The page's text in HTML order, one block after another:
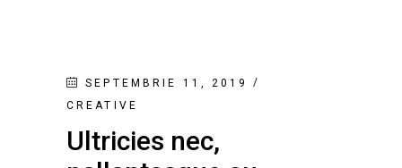
SEPTEMBRIE 11, 2019
CREATIVE
Ultricies nec,